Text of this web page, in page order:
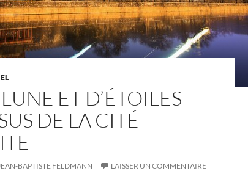
ET D’ÉTOILES
DE LA CITÉ
BAPTISTE FELDMANN LAISSER UN COMMENTAIRE